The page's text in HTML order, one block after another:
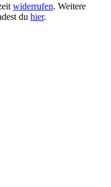
widerrufen. Weitere
du hier.